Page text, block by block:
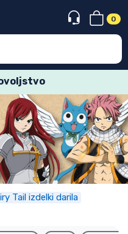
0
Tail izdelki darila
Registracija